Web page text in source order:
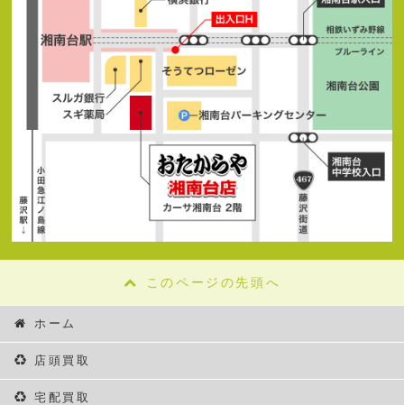
このページの先頭へ
ホーム
店頭買取
宅配買取